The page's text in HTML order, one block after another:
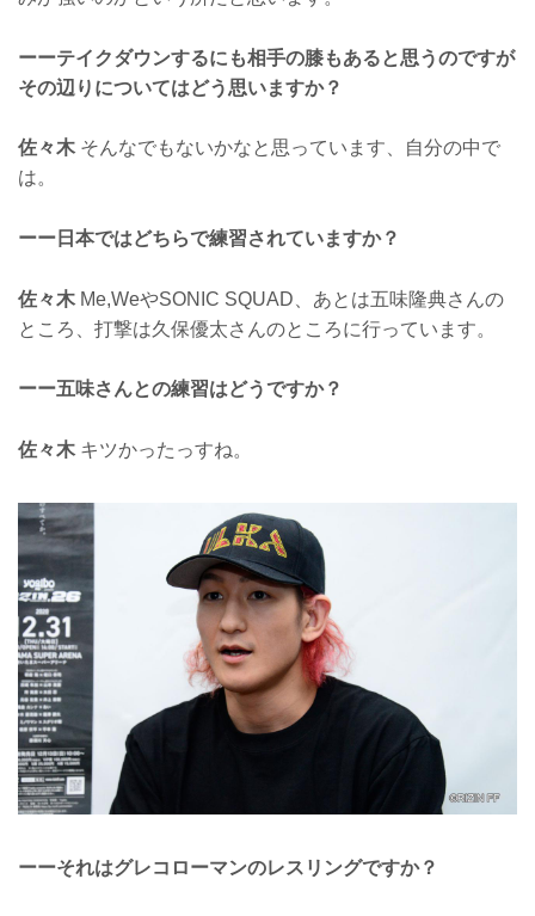
ーーテイクダウンするにも相手の膝もあると思うのですが
その辺りについてはどう思いますか？
佐々木 そんなでもないかなと思っています、自分の中で
は。
ーー日本ではどちらで練習されていますか？
佐々木 Me,WeやSONIC SQUAD、あとは五味隆典さんの
ところ、打撃は久保優太さんのところに行っています。
ーー五味さんとの練習はどうですか？
佐々木 キツかったっすね。
ーーそれはグレコローマンのレスリングですか？